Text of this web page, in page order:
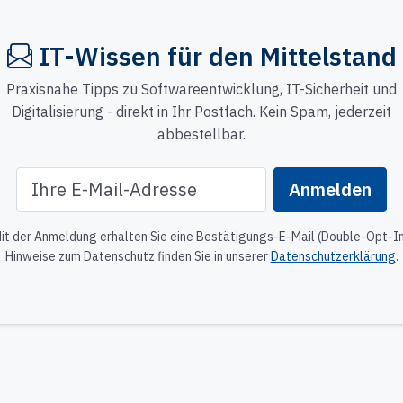
IT-Wissen für den Mittelstand
Praxisnahe Tipps zu Softwareentwicklung, IT-Sicherheit und
Digitalisierung - direkt in Ihr Postfach. Kein Spam, jederzeit
abbestellbar.
Anmelden
der Anmeldung erhalten Sie eine Bestätigungs-E-Mail (Double-Opt-
Hinweise zum Datenschutz finden Sie in unsererDatenschutzerklärung.